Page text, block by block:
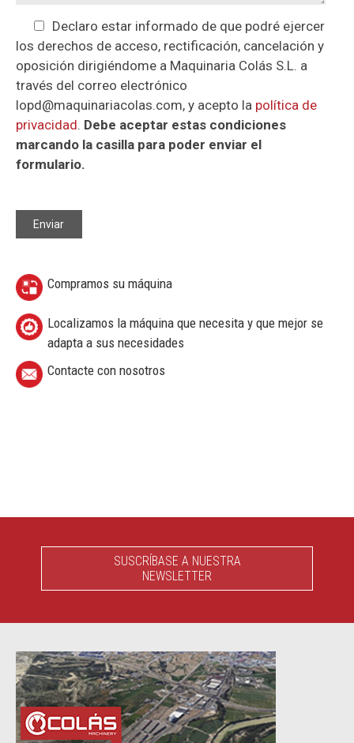
Declaro estar informado de que podré ejercer
los derechos de acceso, rectificación, cancelación y
oposición dirigiéndome a Maquinaria Colás S.L. a
través del correo electrónico
lopd@maquinariacolas.com, y acepto la política de
privacidad. Debe aceptar estas condiciones
marcando la casilla para poder enviar el
formulario.
Compramos su máquina
Localizamos la máquina que necesita y que mejor se
adapta a sus necesidades
Contacte con nosotros
SUSCRÍBASE A NUESTRA
NEWSLETTER